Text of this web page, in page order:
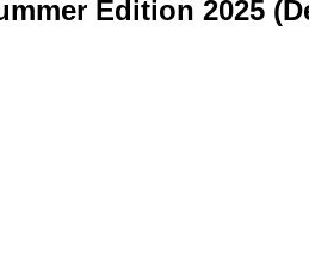
Edition 2025